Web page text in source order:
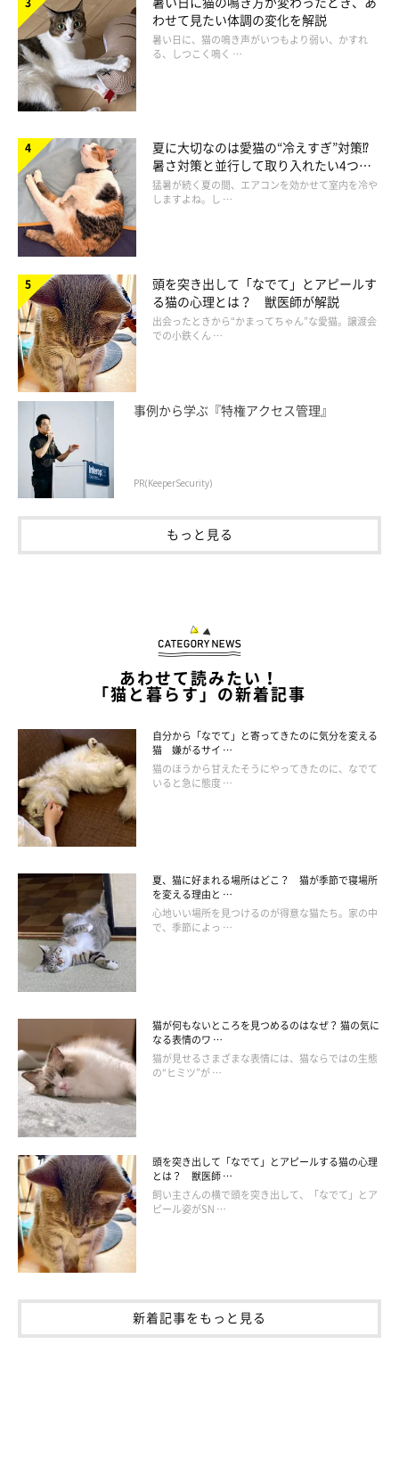
getty
体が柔らかい猫は、少しの隙間からも体をすり抜けて出ていって
しまうことがあるようです。飼い主さんは油断をせずに、日頃か
ら愛猫の脱走対策を意識しましょう。
（監修：いぬのきもち・ねこのきもち獣医師相談室 担当獣医
師）
※記事と写真に関連性はありませんので予めご了承ください
取材・文／sorami
わせて見たい体調の変化を解説
暑い日に、猫の鳴き声がいつもより弱い、かすれ
る、しつこく鳴く …
夏に大切なのは愛猫の“冷えすぎ”対策⁉
暑さ対策と並行して取り入れたい4つの
工夫
猛暑が続く夏の間、エアコンを効かせて室内を冷や
しますよね。し …
頭を突き出して「なでて」とアピールす
る猫の心理とは？ 獣医師が解説
出会ったときから“かまってちゃん”な愛猫。譲渡会
での小鉄くん …
事例から学ぶ『特権アクセス管理』
PR(KeeperSecurity)
もっと見る
あわせて読みたい！
「猫と暮らす」の新着記事
自分から「なでて」と寄ってきたのに気分を変える
猫 嫌がるサイ …
猫のほうから甘えたそうにやってきたのに、なでて
いると急に態度 …
夏、猫に好まれる場所はどこ？ 猫が季節で寝場所
を変える理由と …
心地いい場所を見つけるのが得意な猫たち。家の中
で、季節によっ …
猫が何もないところを見つめるのはなぜ？ 猫の気に
なる表情のワ …
猫が見せるさまざまな表情には、猫ならではの生態
の“ヒミツ”が …
頭を突き出して「なでて」とアピールする猫の心理
とは？ 獣医師 …
飼い主さんの横で頭を突き出して、「なでて」とア
ピール姿がSN …
新着記事をもっと見る